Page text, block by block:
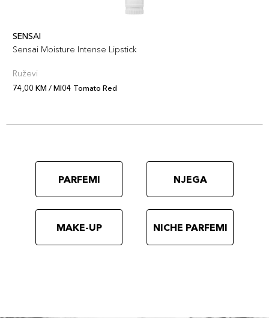
SENSAI
Sensai Moisture Intense Lipstick
Ruževi
74,00 KM / MI04 Tomato Red
PARFEMI NJEGA
MAKE-UP NICHE PARFEMI